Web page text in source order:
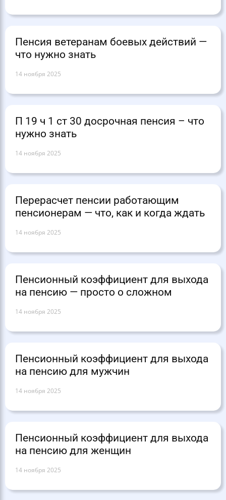
Пенсия ветеранам боевых действий —
что нужно знать
14 ноября 2025
П 19 ч 1 ст 30 досрочная пенсия – что
нужно знать
14 ноября 2025
Перерасчет пенсии работающим
пенсионерам — что, как и когда ждать
14 ноября 2025
Пенсионный коэффициент для выхода
на пенсию — просто о сложном
14 ноября 2025
Пенсионный коэффициент для выхода
на пенсию для мужчин
14 ноября 2025
Пенсионный коэффициент для выхода
на пенсию для женщин
14 ноября 2025